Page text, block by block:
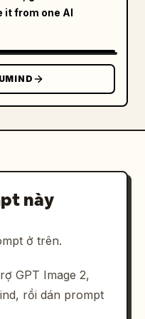
it from one AI
này
ở trên.
GPT Image 2,
rồi dán prompt